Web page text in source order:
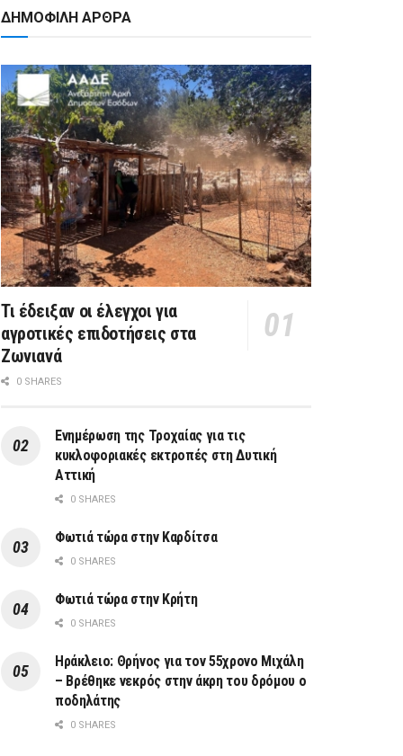
ΔΗΜΟΦΙΛΗ ΑΡΘΡΑ
Τι έδειξαν οι έλεγχοι για
αγροτικές επιδοτήσεις στα
Ζωνιανά
0 SHARES
Ενημέρωση της Τροχαίας για τις
κυκλοφοριακές εκτροπές στη Δυτική
Αττική
0 SHARES
Φωτιά τώρα στην Καρδίτσα
0 SHARES
Φωτιά τώρα στην Κρήτη
0 SHARES
Ηράκλειο: Θρήνος για τον 55χρονο Μιχάλη
– Βρέθηκε νεκρός στην άκρη του δρόμου ο
ποδηλάτης
0 SHARES